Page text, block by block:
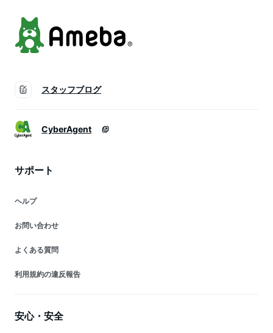
スタッフブログ
CyberAgent
サポート
ヘルプ
お問い合わせ
よくある質問
利用規約の違反報告
安心・安全